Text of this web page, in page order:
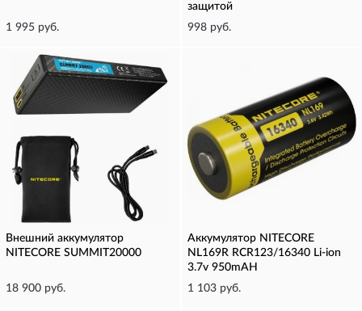
1 995 руб.
защитой
998 руб.
Внешний аккумулятор
NITECORE SUMMIT20000
18 900 руб.
Аккумулятор NITECORE
NL169R RCR123/16340 Li-ion
3.7v 950mAH
1 103 руб.